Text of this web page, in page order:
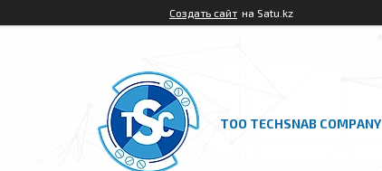
Создать сайт на Satu.kz
ТОО TECHSNAB COMPANY